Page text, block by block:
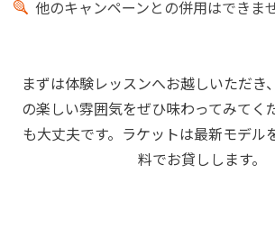
他のキャンペーンとの併用はできま
まずは体験レッスンへお越しいただき
の楽しい雰囲気をぜひ味わってみてく
も大丈夫です。ラケットは最新モデル
料でお貸しします。